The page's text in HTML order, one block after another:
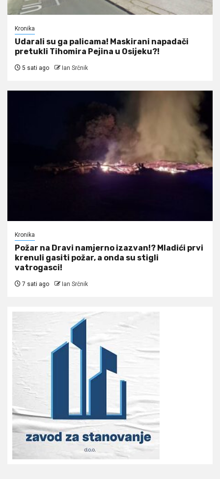
Kronika
Udarali su ga palicama! Maskirani napadači
pretukli Tihomira Pejina u Osijeku?!
5 sati ago Ian Srčnik
Kronika
Požar na Dravi namjerno izazvan!? Mladići prvi
krenuli gasiti požar, a onda su stigli
vatrogasci!
7 sati ago Ian Srčnik